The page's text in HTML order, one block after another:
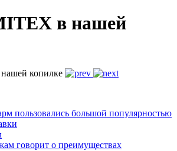
в нашей
пользовались большой популярностью
говорит о преимуществах